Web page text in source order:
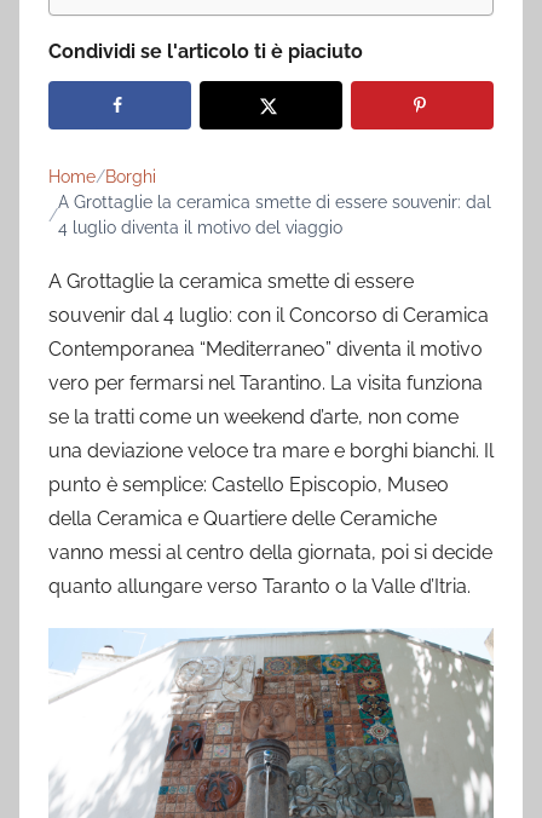
Condividi se l'articolo ti è piaciuto
Home
Borghi
A Grottaglie la ceramica smette di essere souvenir: dal
4 luglio diventa il motivo del viaggio
A Grottaglie la ceramica smette di essere
souvenir dal 4 luglio: con il Concorso di Ceramica
Contemporanea “Mediterraneo” diventa il motivo
vero per fermarsi nel Tarantino. La visita funziona
se la tratti come un weekend d’arte, non come
una deviazione veloce tra mare e borghi bianchi. Il
punto è semplice: Castello Episcopio, Museo
della Ceramica e Quartiere delle Ceramiche
vanno messi al centro della giornata, poi si decide
quanto allungare verso Taranto o la Valle d’Itria.